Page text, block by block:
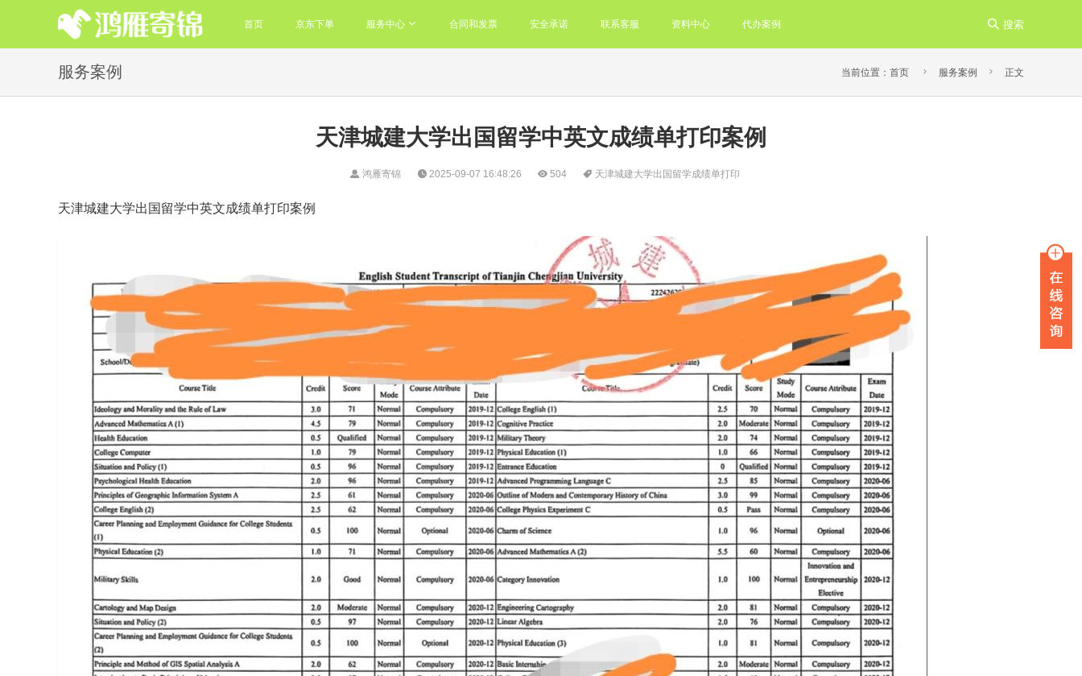
首页 京东下单 服务中心 合同和发票 安全承诺 联系客服 资料中心 代办案例  搜索
服务案例 当前位置： 首页  服务案例  正文
天津城建大学出国留学中英文成绩单打印案例
鸿雁寄锦 2025-09-07 16:48:26 504 天津城建大学出国留学成绩单打印
天津城建大学出国留学中英文成绩单打印案例